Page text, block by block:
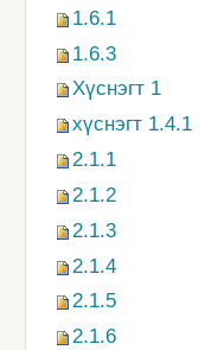
1.6.1
1.6.3
Хүснэгт 1
хүснэгт 1.4.1
2.1.1
2.1.2
2.1.3
2.1.4
2.1.5
2.1.6